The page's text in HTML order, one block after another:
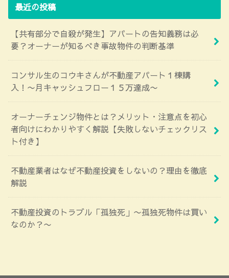
最近の投稿
【共有部分で自殺が発生】アパートの告知義務は必
要？オーナーが知るべき事故物件の判断基準
コンサル生のコウキさんが不動産アパート１棟購
入！〜月キャッシュフロー１５万達成〜
オーナーチェンジ物件とは？メリット・注意点を初心
者向けにわかりやすく解説【失敗しないチェックリス
ト付き】
不動産業者はなぜ不動産投資をしないの？理由を徹底
解説
不動産投資のトラブル「孤独死」〜孤独死物件は買い
なのか？〜